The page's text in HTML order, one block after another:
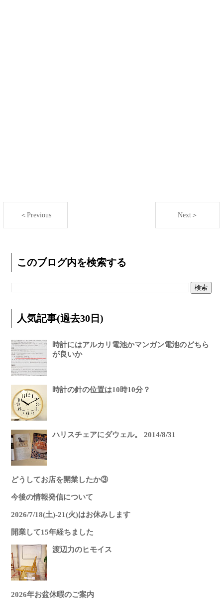
＜Previous Next＞
このブログ内を検索する
人気記事(過去30日)
時計にはアルカリ電池かマンガン電池のどちら
が良いか
時計の針の位置は10時10分？
ハリスチェアにダウェル。 2014/8/31
どうしてお店を開業したか③
今後の情報発信について
2026/7/18(土)-21(火)はお休みします
開業して15年経ちました
渡辺力のヒモイス
2026年お盆休暇のご案内